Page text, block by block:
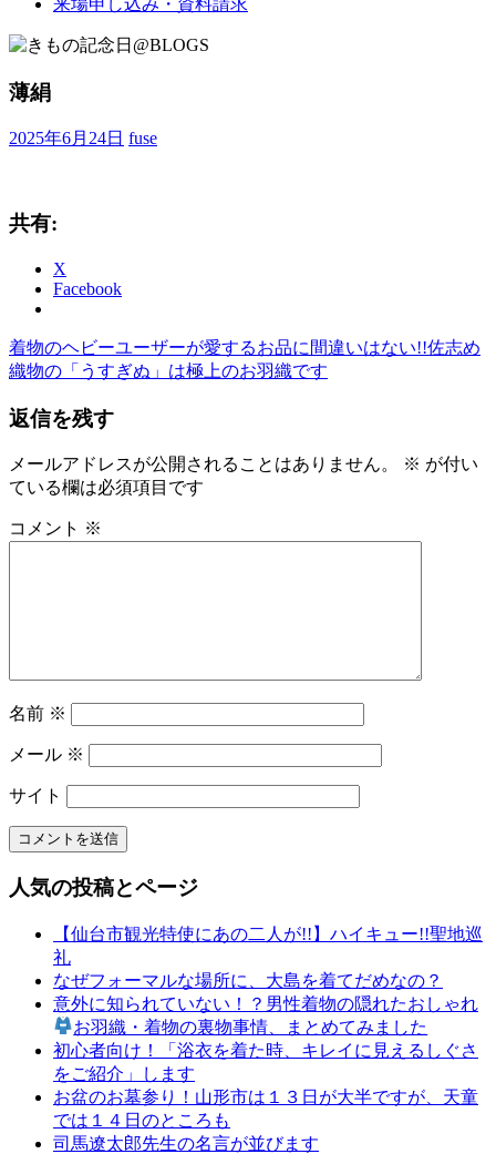
す。
来場申し込み・資料請求
薄絹
2025年6月24日 fuse
共有:
X
Facebook
投
稿
ナ
ビ
ゲ
ー
前
の
事:
着物のヘビーユーザーが愛するお品に間違いはない!!佐志め
織物の「うすぎぬ」は極上のお羽織です
返信を残す
メールアドレスが公開されることはありません。 ※ が付い
ている欄は必須項目です
コメント ※
名前 ※
メール ※
サイト
人気の投稿とページ
【仙台市観光特使にあの二人が!!】ハイキュー!!聖地巡
礼
なぜフォーマルな場所に、大島を着てだめなの？
意外に知られていない！？男性着物の隠れたおしゃれ
お羽織・着物の裏物事情、まとめてみました
初心者向け！「浴衣を着た時、キレイに見えるしぐさ
をご紹介」します
お盆のお墓参り！山形市は１３日が大半ですが、天童
では１４日のところも
司馬遼太郎先生の名言が並びます